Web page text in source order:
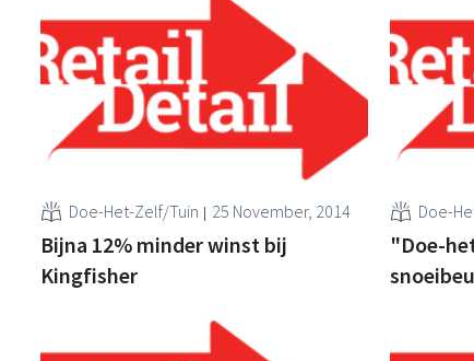
Doe-Het-Zelf/Tuin 25 November, 2014
Bijna 12% minder winst bij
Kingfisher
Doe-
"Doe-